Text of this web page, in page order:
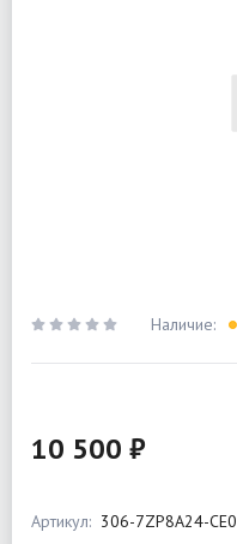
Наличие:
10 500 ₽
Артикул: 306-7ZP8A24-CE0